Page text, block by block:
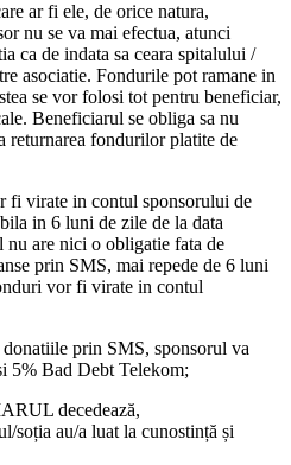
ar fi ele, de orice natura,
nu se va mai efectua, atunci
ca de indata sa ceara spitalului /
asociatie. Fondurile pot ramane in
se vor folosi tot pentru beneficiar,
Beneficiarul se obliga sa nu
returnarea fondurilor platite de
fi virate in contul sponsorului de
in 6 luni de zile de la data
are nici o obligatie fata de
prin SMS, mai repede de 6 luni
vor fi virate in contul
prin SMS, sponsorul va
5% Bad Debt Telekom;
decedează,
soția au/a luat la cunostință și